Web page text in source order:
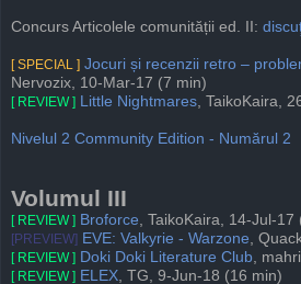
Concurs Articolele comunității ed. II:
[ SPECIAL ] Jocuri și recenzii retro –
Nervozix, 10-Mar-17 (7 min)
[ REVIEW ] Little Nightmares, TaikoKaira,
Nivelul 2 Community Edition - Numărul 2
Volumul III
[ REVIEW ] Broforce, TaikoKaira, 14-Jul-17
[PREVIEW] EVE: Valkyrie - Warzone,
[ REVIEW ] Doki Doki Literature Club,
[ REVIEW ] ELEX, TG, 9-Jun-18 (16 min)